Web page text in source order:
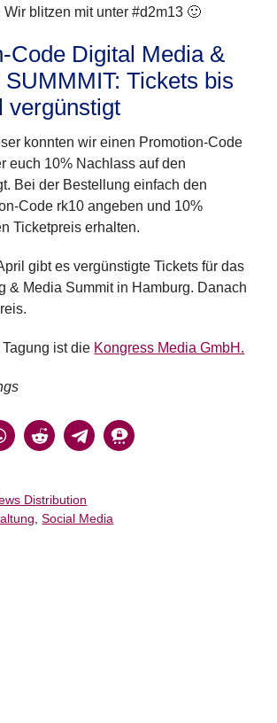
Wir blitzen mit unter #d2m13 🙂
Code Digital Media &
SUMMMIT: Tickets bis
vergünstigt
konnten wir einen Promotion-Code
euch 10% Nachlass auf den
Bei der Bestellung einfach den
Code rk10 angeben und 10%
Ticketpreis erhalten.
gibt esvergünstigte Tickets für das
& Media Summit in Hamburg. Danach
ist die Kongress Media GmbH.
Distribution
,Social Media